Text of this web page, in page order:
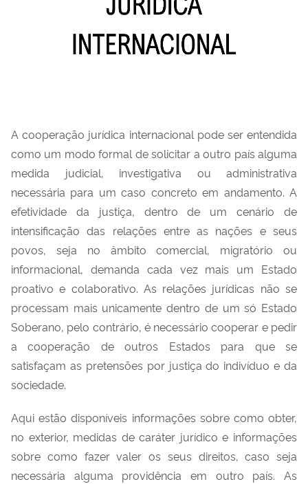
A cooperação jurídica internacional pode ser entendida
como um modo formal de solicitar a outro país alguma
medida judicial, investigativa ou administrativa
necessária para um caso concreto em andamento. A
efetividade da justiça, dentro de um cenário de
intensificação das relações entre as nações e seus
povos, seja no âmbito comercial, migratório ou
informacional, demanda cada vez mais um Estado
proativo e colaborativo. As relações jurídicas não se
processam mais unicamente dentro de um só Estado
Soberano, pelo contrário, é necessário cooperar e pedir
a cooperação de outros Estados para que se
satisfaçam as pretensões por justiça do indivíduo e da
sociedade.
Aqui estão disponíveis informações sobre como obter,
no exterior, medidas de caráter jurídico e informações
sobre como fazer valer os seus direitos, caso seja
necessária alguma providência em outro país. As